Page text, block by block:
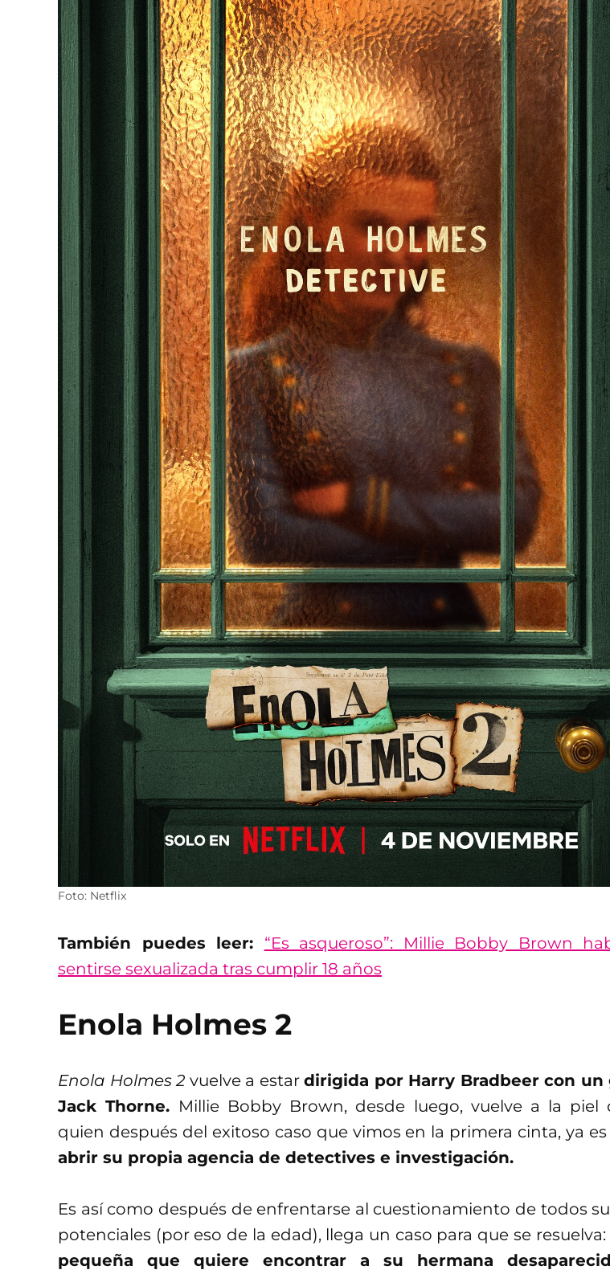
Foto: Netflix
También puedes leer: “Es asqueroso”: Millie Bobby Brown
sentirse sexualizada tras cumplir 18 años
Enola Holmes 2
Enola Holmes 2 vuelve a estardirigida por Harry Bradbeer con un
Jack Thorne. Millie Bobby Brown, desde luego, vuelve a la piel
quien después del exitoso caso que vimos en la primera cinta, ya
abrir su propia agencia de detectives e investigación.
Es así como después de enfrentarse al cuestionamiento de todos
potenciales (por eso de la edad), llega un caso para que se resuelva:
pequeña que quiere encontrar a su hermana